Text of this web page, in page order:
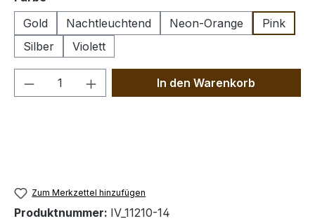
Gold
Nachtleuchtend Neon-Orange
Pink
Silber
Violett
Produkt Anzahl: Gib denIn den Warenkorb
Zum Merkzettel hinzufügen
Produktnummer: IV_11210-14